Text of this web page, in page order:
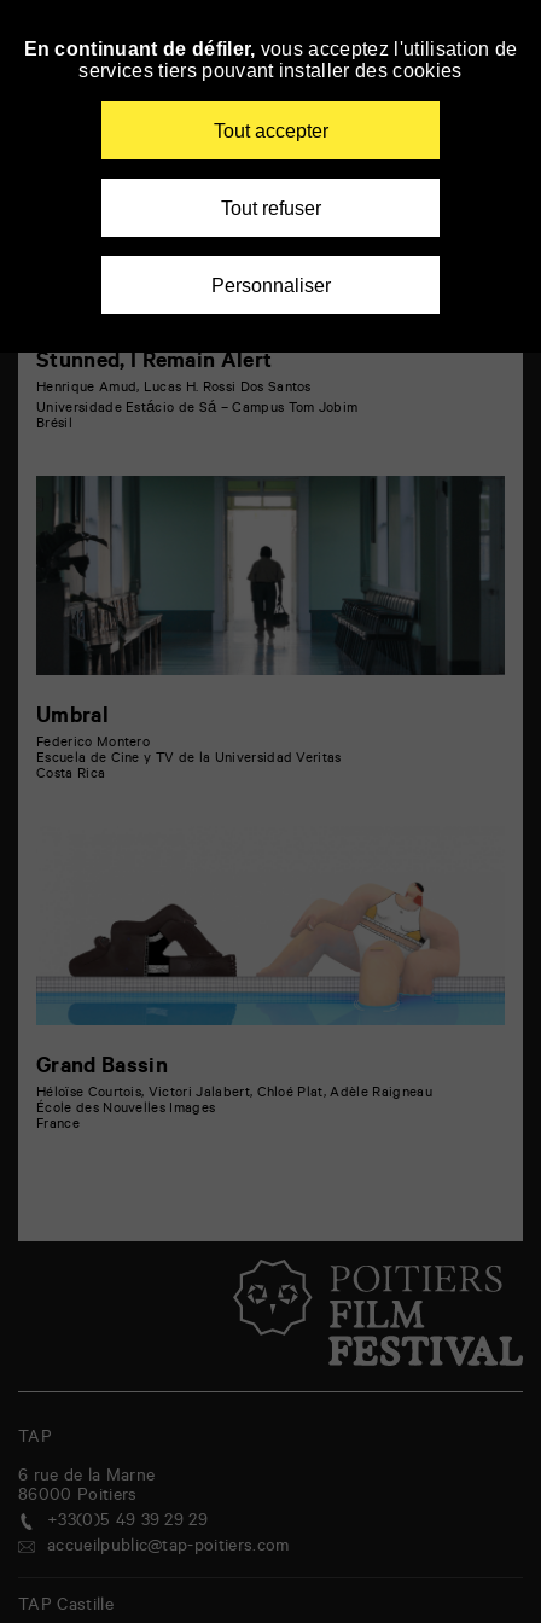
Skip
Courts métrages 6
Stunned, I Remain Alert
Henrique Amud, Lucas H. Rossi Dos Santos
Universidade Estácio de Sá – Campus Tom Jobim
Brésil
Umbral
Federico Montero
Escuela de Cine y TV de la Universidad Veritas
Costa Rica
Grand Bassin
Héloïse Courtois, Victori Jalabert, Chloé Plat, Adèle Raigneau
École des Nouvelles Images
France
TAP
6 rue de la Marne
86000 Poitiers
+33(0)5 49 39 29 29
accueilpublic@tap-poitiers.com
TAP Castille
En continuant de défiler, vous acceptez l'utilisation de
services tiers pouvant installer des cookies
Tout accepter
Tout refuser
Personnaliser